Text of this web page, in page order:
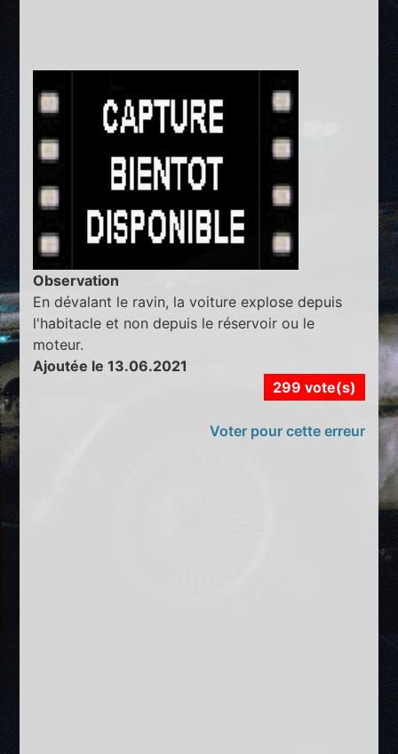
Observation
En dévalant le ravin, la voiture explose depuis
l'habitacle et non depuis le réservoir ou le
moteur.
Ajoutée le 13.06.2021
299 vote(s)
Voter pour cette erreur